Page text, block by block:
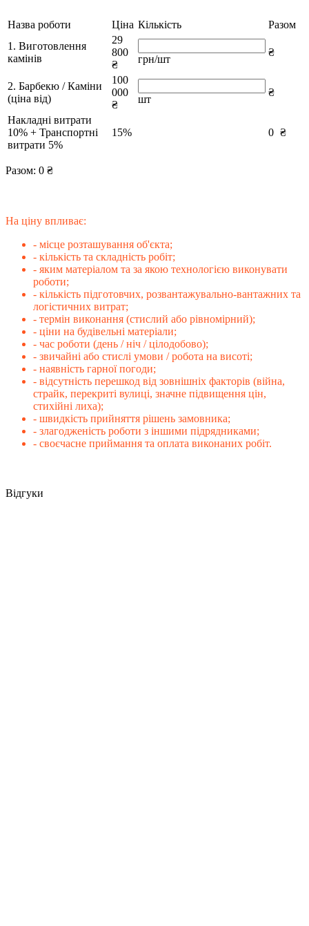
Назва роботи Ціна Кількість
Разом
1. Виготовлення
камінів
29
800
₴
грн/шт
₴
2. Барбекю / Каміни
(ціна від)
100
000
₴
шт
₴
Накладні витрати
10% + Транспортні
витрати 5%
15% 0 ₴
Разом: 0 ₴
На ціну впливає:
- місце розташування об'єкта;
- кількість та складність робіт;
- яким матеріалом та за якою технологією виконувати
роботи;
- кількість підготовчих, розвантажувально-вантажних та
логістичних витрат;
- термін виконання (стислий або рівномірний);
- ціни на будівельні матеріали;
- час роботи (день / ніч / цілодобово);
- звичайні або стислі умови / робота на висоті;
- наявність гарної погоди;
- відсутність перешкод від зовнішніх факторів (війна,
страйк, перекриті вулиці, значне підвищення цін,
стихійні лиха);
- швидкість прийняття рішень замовника;
- злагодженість роботи з іншими підрядниками;
- своєчасне приймання та оплата виконаних робіт.
Відгуки